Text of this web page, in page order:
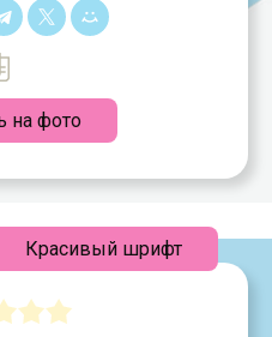
на фото
Красивый шрифт